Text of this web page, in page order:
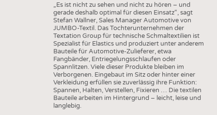
„Es ist nicht zu sehen und nicht zu hören – und
gerade deshalb optimal für diesen Einsatz“, sagt
Stefan Wallner, Sales Manager Automotive von
JUMBO-Textil. Das Tochterunternehmen der
Textation Group für technische Schmaltextilien ist
Spezialist für Elastics und produziert unter anderem
Bauteile für Automotive-Zulieferer, etwa
Fangbänder, Entriegelungsschlaufen oder
Spannlitzen. Viele dieser Produkte bleiben im
Verborgenen. Eingebaut im Sitz oder hinter einer
Verkleidung erfüllen sie zuverlässig ihre Funktion:
Spannen, Halten, Verstellen, Fixieren … Die textilen
Bauteile arbeiten im Hintergrund – leicht, leise und
langlebig.